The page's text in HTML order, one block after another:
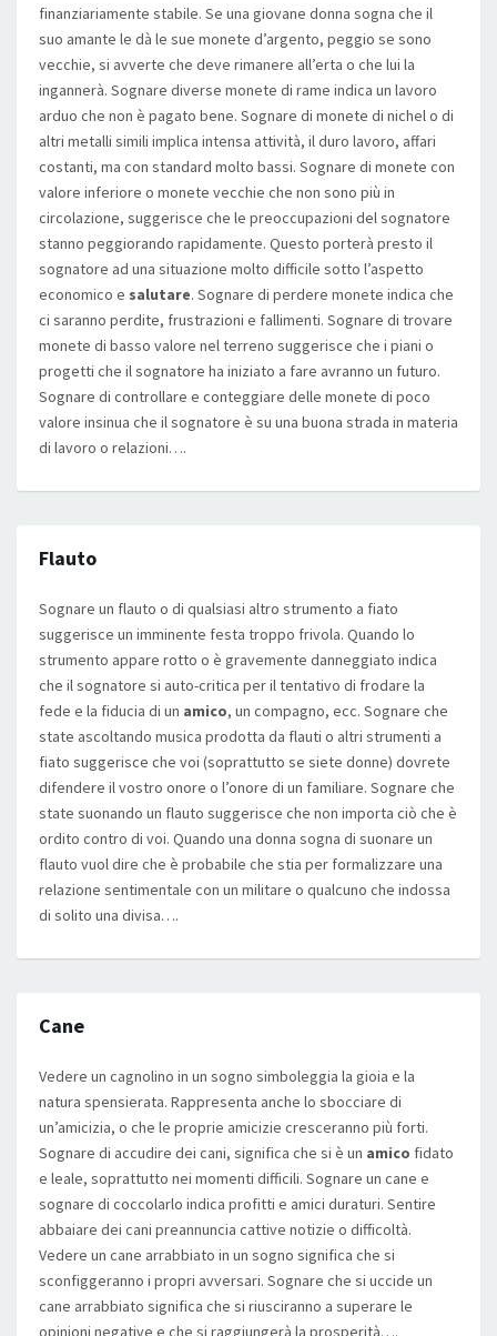
finanziariamente stabile. Se una giovane donna sogna che il
suo amante le dà le sue monete d’argento, peggio se sono
vecchie, si avverte che deve rimanere all’erta o che lui la
ingannerà. Sognare diverse monete di rame indica un lavoro
arduo che non è pagato bene. Sognare di monete di nichel o di
altri metalli simili implica intensa attività, il duro lavoro, affari
costanti, ma con standard molto bassi. Sognare di monete con
valore inferiore o monete vecchie che non sono più in
circolazione, suggerisce che le preoccupazioni del sognatore
stanno peggiorando rapidamente. Questo porterà presto il
sognatore ad una situazione molto difficile sotto l’aspetto
economico e salutare. Sognare di perdere monete indica che
ci saranno perdite, frustrazioni e fallimenti. Sognare di trovare
monete di basso valore nel terreno suggerisce che i piani o
progetti che il sognatore ha iniziato a fare avranno un futuro.
Sognare di controllare e conteggiare delle monete di poco
valore insinua che il sognatore è su una buona strada in materia
di lavoro o relazioni….
Flauto
Sognare un flauto o di qualsiasi altro strumento a fiato
suggerisce un imminente festa troppo frivola. Quando lo
strumento appare rotto o è gravemente danneggiato indica
che il sognatore si auto-critica per il tentativo di frodare la
fede e la fiducia di un amico, un compagno, ecc. Sognare che
state ascoltando musica prodotta da flauti o altri strumenti a
fiato suggerisce che voi (soprattutto se siete donne) dovrete
difendere il vostro onore o l’onore di un familiare. Sognare che
state suonando un flauto suggerisce che non importa ciò che è
ordito contro di voi. Quando una donna sogna di suonare un
flauto vuol dire che è probabile che stia per formalizzare una
relazione sentimentale con un militare o qualcuno che indossa
di solito una divisa….
Cane
Vedere un cagnolino in un sogno simboleggia la gioia e la
natura spensierata. Rappresenta anche lo sbocciare di
un’amicizia, o che le proprie amicizie cresceranno più forti.
Sognare di accudire dei cani, significa che si è un amico fidato
e leale, soprattutto nei momenti difficili. Sognare un cane e
sognare di coccolarlo indica profitti e amici duraturi. Sentire
abbaiare dei cani preannuncia cattive notizie o difficoltà.
Vedere un cane arrabbiato in un sogno significa che si
sconfiggeranno i propri avversari. Sognare che si uccide un
cane arrabbiato significa che si riusciranno a superare le
opinioni negative e che si raggiungerà la prosperità….